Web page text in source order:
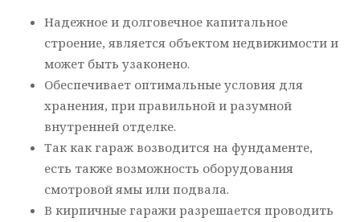
Надежное и долговечное капитальное
строение, является объектом недвижимости и
может быть узаконено.
Обеспечивает оптимальные условия для
хранения, при правильной и разумной
внутренней отделке.
Так как гараж возводится на фундаменте,
есть также возможность оборудования
смотровой ямы или подвала.
В кирпичные гаражи разрешается проводить